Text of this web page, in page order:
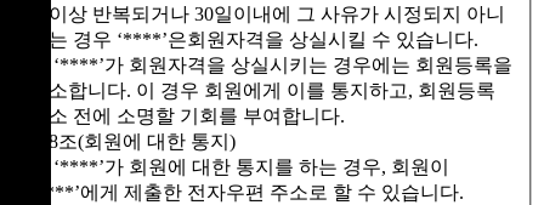
회이상 반복되거나 30일이내에 그 사유가 시정되지 아니
하는 경우 ‘****’은회원자격을 상실시킬 수 있습니다.
④ ‘****’가 회원자격을 상실시키는 경우에는 회원등록을
말소합니다. 이 경우 회원에게 이를 통지하고, 회원등록
말소 전에 소명할 기회를 부여합니다.
제8조(회원에 대한 통지)
① ‘****’가 회원에 대한 통지를 하는 경우, 회원이
‘****’에게 제출한 전자우편 주소로 할 수 있습니다.